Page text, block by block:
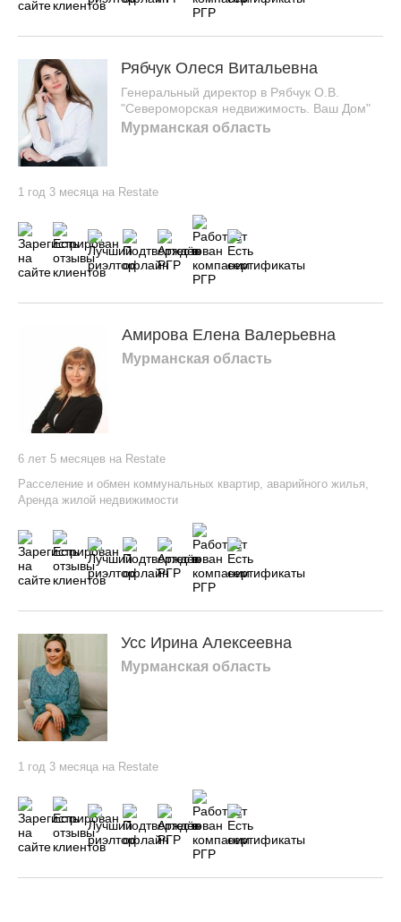
Рябчук Олеся Витальевна
Генеральный директор в Рябчук О.В.
"Североморская недвижимость. Ваш Дом"
Мурманская область
1 год 3 месяца на Restate
Амирова Елена Валерьевна
Мурманская область
6 лет 5 месяцев на Restate
Расселение и обмен коммунальных квартир, аварийного жилья,
Аренда жилой недвижимости
Усс Ирина Алексеевна
Мурманская область
1 год 3 месяца на Restate